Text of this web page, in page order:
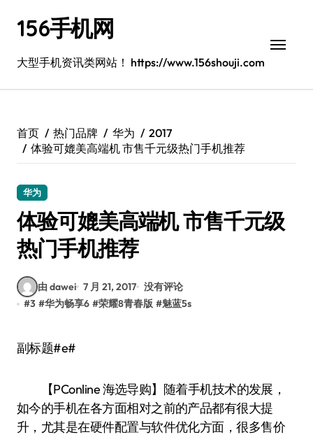
156手机网
大型手机资讯类网站！ https://www.156shouji.com
首页 热门品牌 华为
2017
体验可媲美高端机 市售千元级热门手机推荐
华为
体验可媲美高端机 市售千元级
热门手机推荐
由 dawei 7 月 21, 2017 没有评论
#3 #华为畅享6 #荣耀8青春版 #魅蓝5s
副标题#e#
【PConline 海选导购】随着手机技术的发展，
如今的手机在各方面相对之前的产品都有很大提
升，尤其是在硬件配置与软件优化方面，很多售价